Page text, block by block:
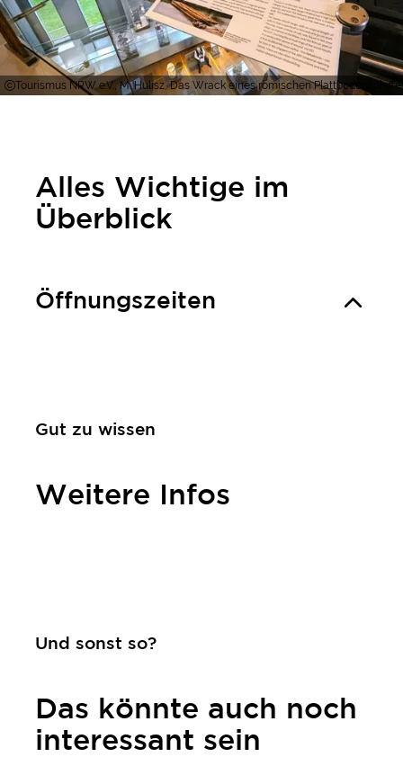
Tourismus NRW e.V., M. Hulisz, Das Wrack eines römischen
Alles Wichtige im
Überblick
Öffnungszeiten
Gut zu wissen
Weitere Infos
Und sonst so?
Das könnte auch noch
interessant sein